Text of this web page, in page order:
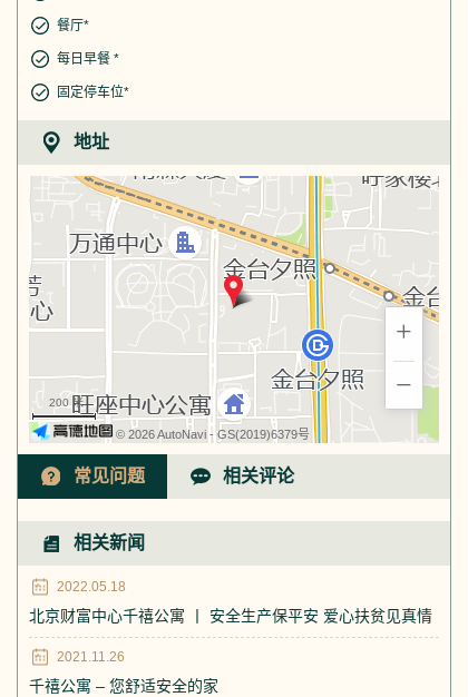
餐厅*
每日早餐 *
固定停车位*
地址
+
−
200 米
© 2026 AutoNavi - GS(2019)6379号
常见问题 相关评论
相关新闻
2022.05.18
北京财富中心千禧公寓 丨 安全生产保平安 爱心扶贫见真情
2021.11.26
千禧公寓 – 您舒适安全的家